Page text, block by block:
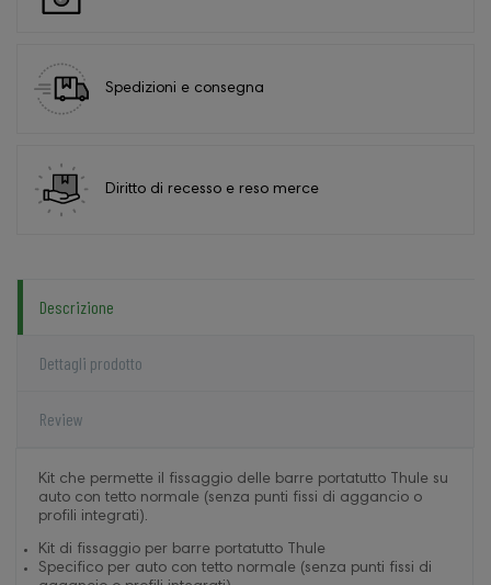
Spedizioni e consegna
Diritto di recesso e reso merce
Descrizione
Dettagli prodotto
Review
Kit che permette il fissaggio delle barre portatutto Thule su
auto con tetto normale (senza punti fissi di aggancio o
profili integrati).
Kit di fissaggio per barre portatutto Thule
Specifico per auto con tetto normale (senza punti fissi di